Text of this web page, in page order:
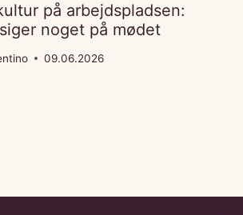
på arbejdspladsen:
noget på mødet
09.06.2026